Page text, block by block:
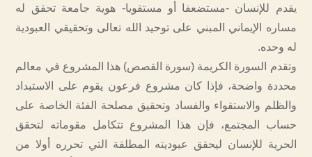
يقدم للإنسان -مستضعفا أو مستقويا- هوية جامعة تحقق له
مساره الإيماني المبني على توحيد الله تعالى وتحقيقي العبودية
له وحده.
وتقدم السورة الكريمة (سورة القصص) هذا المشروع في معالم
محددة واضحة، فإذا كان مشروع فرعون يقوم على الاستبداد
والظلم والاستقواء والفساد وتحقيق مصلحة الفئة الخاصة على
حساب المجتمع، فإن هذا المشروع تتكامل مقوماته لتحقق
الحرية للإنسان ليحقق عبوديته المطلقة التي تحرره أولا من